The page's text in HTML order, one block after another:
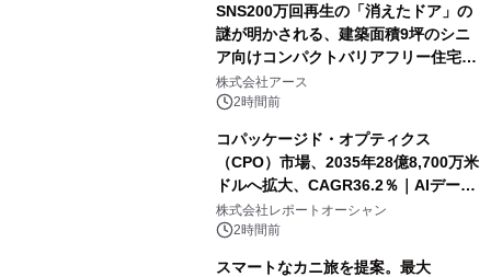
SNS200万回再生の「消えたドア」の
謎が明かされる、建築面積9坪のシニ
ア向けコンパクトバリアフリー住宅が
誕生
株式会社アース
2時間前
コパッケージド・オプティクス
（CPO）市場、2035年28億8,700万米
ドルへ拡大、CAGR36.2％｜AIデータ
センター・高速光通信需要が成長を加
速
株式会社レポートオーシャン
2時間前
スマートなカニ旅を提案。最大